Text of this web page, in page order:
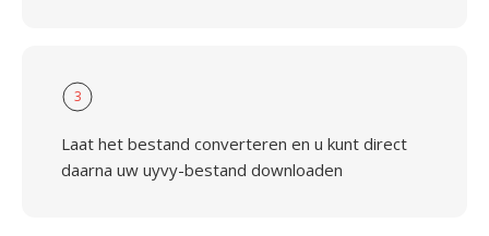
3
Laat het bestand converteren en u kunt direct
daarna uw uyvy-bestand downloaden